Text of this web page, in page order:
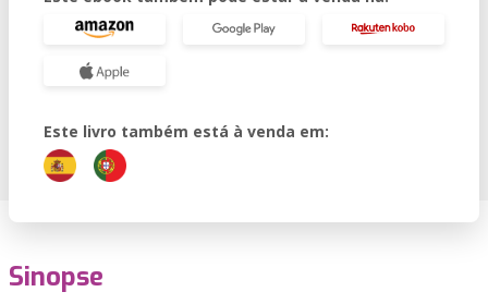
Este livro também está à venda em:
Sinopse